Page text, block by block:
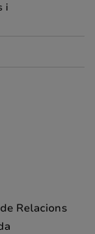
i
de Relacions